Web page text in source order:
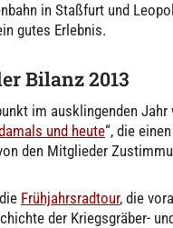
in Staßfurt und
gutes Erlebnis.
Bilanz 2013
im ausklingenden
und heute“, die
den Mitglieder
Frühjahrsradtour, die
der Kriegsgräber-